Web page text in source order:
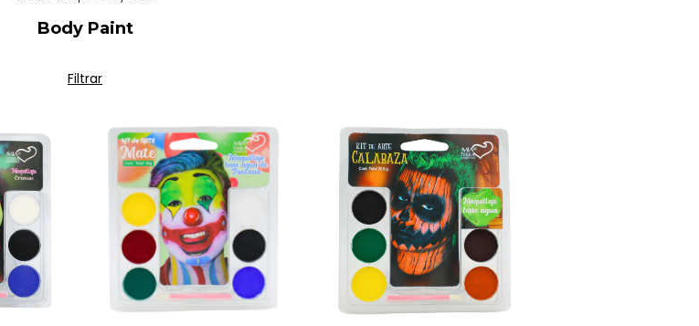
Body Paint
Filtrar